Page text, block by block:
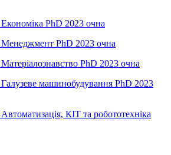
PhD 2023 очна
PhD 2023 очна
PhD 2023 очна
машинобудування PhD 2023
КІТ та робототехніка